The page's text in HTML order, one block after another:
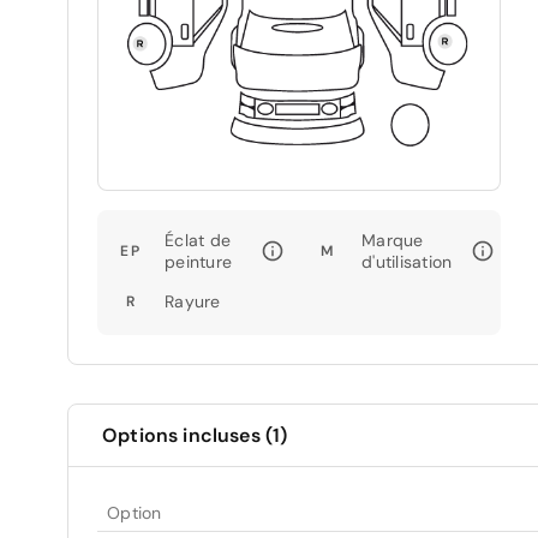
EP
Éclat de
peinture
M
Marque
d'utilisation
R Rayure
Options incluses (1)
Option